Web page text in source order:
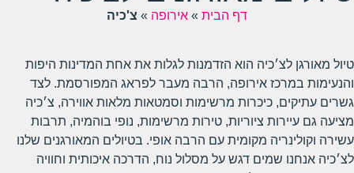
דף הבית » אירופה » צ'כיה
טיול מאורגן לצ׳כיה הוא הזדמנות לגלות את אחת המדינות היפות
והנעימות במרכז אירופה, הרבה מעבר לפראג המפורסמת. לצד
גשרים עתיקים, כיכרות מרשימות וסמטאות מלאות אווירה, צ׳כיה
מציעה גם עיירות ציוריות, טירות מרשימות, נופי בוהמיה, תרבות
עשירה וקולינריה מקומית עם הרבה אופי. בטיולים המאורגנים שלנו
לצ׳כיה אנחנו שמים דגש על מסלול נוח, הדרכה איכותית וחוויה